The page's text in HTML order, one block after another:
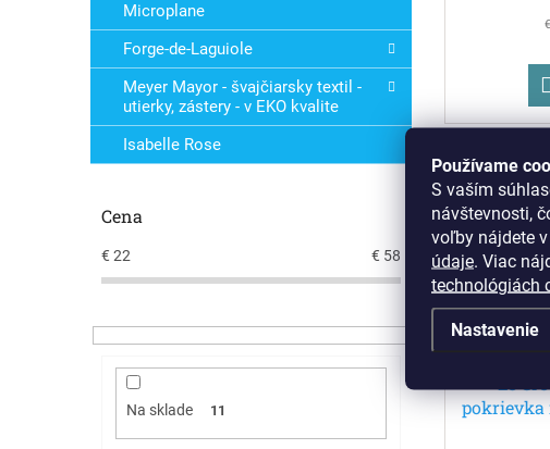
Používame
S vaším
návštevnosti,
voľby nájdete
údaje. Viac
technológiách
Nastavenie
Microplane
Forge-de-Laguiole
Meyer Mayor - švajčiarsky textil -
utierky, zástery - v EKO kvalite
Isabelle Rose
Cena
€ 22 € 58
Na sklade 11
pokrievka